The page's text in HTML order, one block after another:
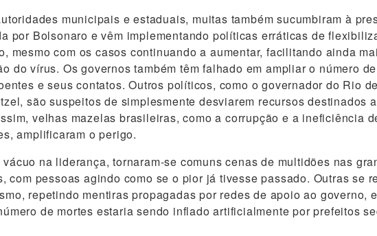
municipais e estaduais, muitas também sucumbiram à
por Bolsonaro e vêm implementando políticas erráticas de
mesmo com os casos continuando a aumentar, facilitando ainda
do vírus. Os governos também têm falhado em ampliar o número
e seus contatos. Outros políticos, como o governador do Rio
são suspeitos de simplesmente desviarem recursos destinados
velhas mazelas brasileiras, como a corrupção e a ineficiência
amplificaram o perigo.
vácuo na liderança, tornaram-se comuns cenas de multidões nas
com pessoas agindo como se o pior já tivesse passado. Outras se
repetindo mentiras propagadas por redes de apoio ao governo,
de mortes estaria sendo inflado artificialmente por prefeitos